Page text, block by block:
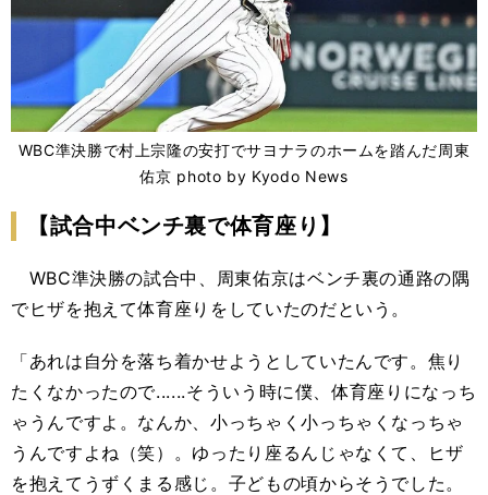
WBC準決勝で村上宗隆の安打でサヨナラのホームを踏んだ周東
佑京 photo by Kyodo News
【試合中ベンチ裏で体育座り】
WBC準決勝の試合中、周東佑京はベンチ裏の通路の隅
でヒザを抱えて体育座りをしていたのだという。
「あれは自分を落ち着かせようとしていたんです。焦り
たくなかったので......そういう時に僕、体育座りになっち
ゃうんですよ。なんか、小っちゃく小っちゃくなっちゃ
うんですよね（笑）。ゆったり座るんじゃなくて、ヒザ
を抱えてうずくまる感じ。子どもの頃からそうでした。